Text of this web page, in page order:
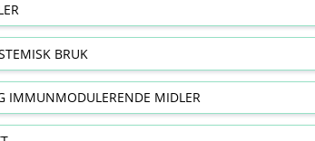
BRUK
IMMUNMODULERENDE MIDLER